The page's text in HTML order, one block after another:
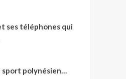
ses téléphones qui
sport polynésien…